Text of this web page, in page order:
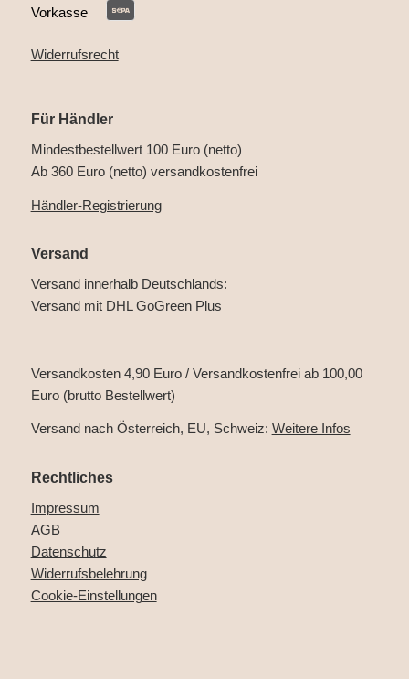
Vorkasse
Widerrufsrecht
Für Händler
Mindestbestellwert 100 Euro (netto)
Ab 360 Euro (netto) versandkostenfrei
Händler-Registrierung
Versand
Versand innerhalb Deutschlands:
Versand mit DHL GoGreen Plus
Versandkosten 4,90 Euro / Versandkostenfrei ab 100,00
Euro (brutto Bestellwert)
Versand nach Österreich, EU, Schweiz: Weitere Infos
Rechtliches
Impressum
AGB
Datenschutz
Widerrufsbelehrung
Cookie-Einstellungen